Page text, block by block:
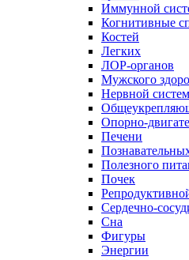
Иммунной
Когнитивные
Костей
Легких
ЛОР-органов
Мужского
Нервной
Опорно-
Печени
Полезного
Почек
Сердечно-
Сна
Фигуры
Энергии